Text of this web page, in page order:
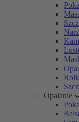
Opalanie